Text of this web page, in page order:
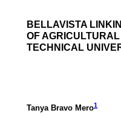
BELLAVISTA
OF
TECHNICAL
Tanya Bravo Mero1